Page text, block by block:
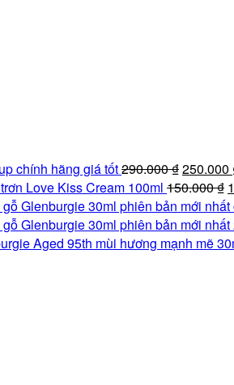
chính hãng giá tốt290.000₫Giá
gốc
là:
290.000
250.000
Love Kiss Cream 100ml 150.000₫
Glenburgie 30ml phiên bản mới
Glenburgie 30ml phiên bản mới nhất
Aged 95th mùi hương mạnh mẽ